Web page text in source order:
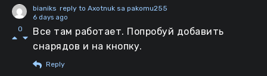
0
bianiks reply to Axotnuk sa pakomu255
6 days ago
Все там работает. Попробуй добавить
снарядов и на кнопку.
Reply